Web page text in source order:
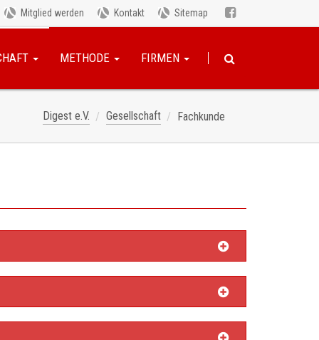
Mitglied werden Kontakt Sitemap
METHODE FIRMEN
Digest e.V. Gesellschaft Fachkunde